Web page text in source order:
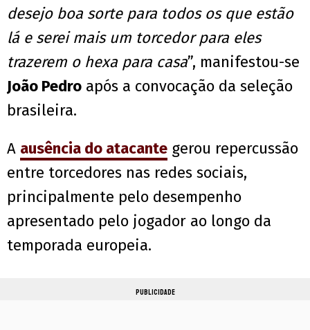
desejo boa sorte para todos os que estão
lá e serei mais um torcedor para eles
trazerem o hexa para casa”, manifestou-se
João Pedro após a convocação da seleção
brasileira.
A ausência do atacante gerou repercussão
entre torcedores nas redes sociais,
principalmente pelo desempenho
apresentado pelo jogador ao longo da
temporada europeia.
PUBLICIDADE